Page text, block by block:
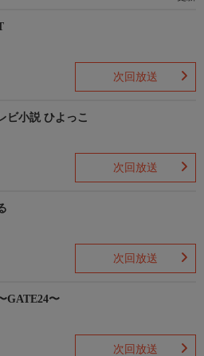
次回放送
ビ小説 ひよっこ
次回放送
次回放送
GATE24〜
次回放送